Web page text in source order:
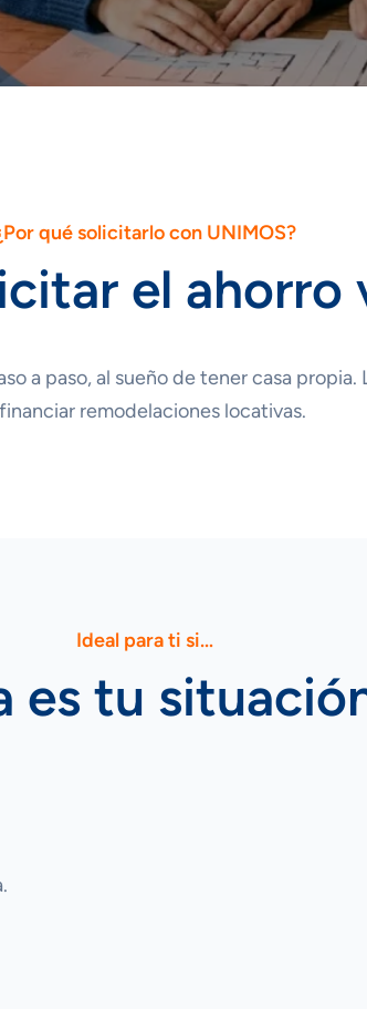
qué solicitarlo con UNIMOS?
el ahorro
a paso, al sueño de tener casa
remodelaciones locativas.
Ideal para ti si…
es tu